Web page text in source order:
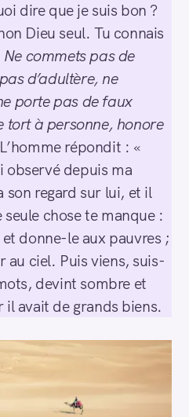
dire que je suis bon ?
Dieu seul. Tu connais
Ne commets pas de
d’adultère, ne
porte pas de faux
tort à personne, honore
répondit : «
observé depuis ma
son regard sur lui, et il
chose te manque :
donne-le aux pauvres ;
au ciel. Puis viens, suis-
devint sombre et
il avait de grands biens.